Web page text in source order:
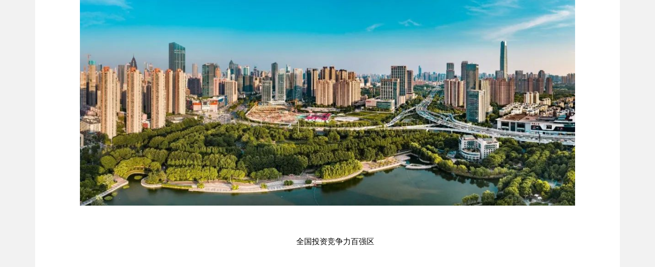
全国投资竞争力百强区